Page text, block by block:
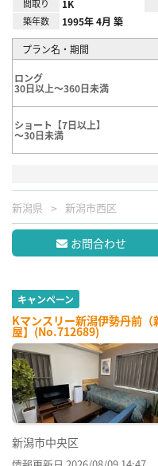
間取り 1K
築年数 1995年 4月 築
プラン名・期間
ロング
30日以上～360日未満
ショート【7日以上】
～30日未満
新潟県 新潟市西区
お問合わせ
キャンペーン
Kマンスリー新潟伊勢丹前
屋】(No.712689)
新潟市中央区